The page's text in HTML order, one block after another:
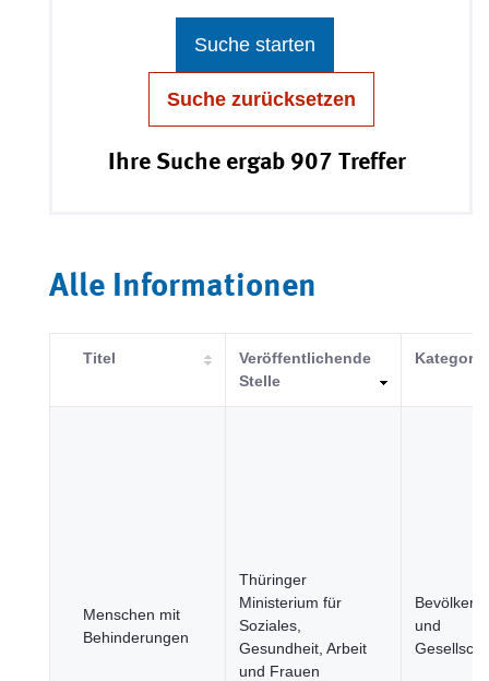
Suche starten
Suche zurücksetzen
Ihre Suche ergab 907 Treffer
Alle Informationen
Titel
Veröffentlichende
Stelle
Kategorie
Menschen mit
Behinderungen
Thüringer
Ministerium für
Soziales,
Gesundheit, Arbeit
und Frauen
und